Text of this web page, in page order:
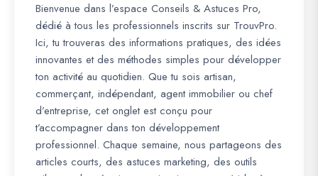
Bienvenue dans l’espace Conseils & Astuces Pro,
dédié à tous les professionnels inscrits sur TrouvPro.
Ici, tu trouveras des informations pratiques, des idées
innovantes et des méthodes simples pour développer
ton activité au quotidien. Que tu sois artisan,
commerçant, indépendant, agent immobilier ou chef
d’entreprise, cet onglet est conçu pour
t’accompagner dans ton développement
professionnel. Chaque semaine, nous partageons des
articles courts, des astuces marketing, des outils